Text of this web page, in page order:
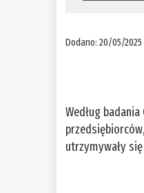
Dodano: 20/05/
Według
utrzymywały